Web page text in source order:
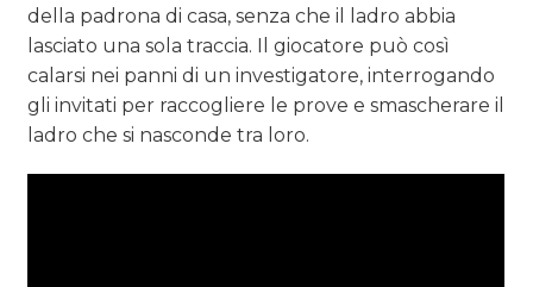
della padrona di casa, senza che il ladro abbia
lasciato una sola traccia. Il giocatore può così
calarsi nei panni di un investigatore, interrogando
gli invitati per raccogliere le prove e smascherare il
ladro che si nasconde tra loro.